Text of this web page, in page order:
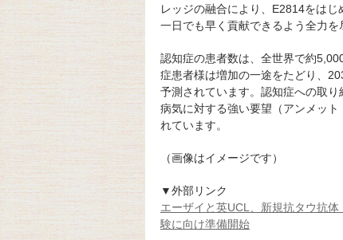
レッジの融合により、E2814をは
一日でも早く貢献できるよう全力を
認知症の患者数は、全世界で約
症患者様は増加の一途をたどり、
予測されています。認知症への取
病気に対する強い要望（アンメッ
れています。
（画像はイメージです）
▼外部リンク
エーザイと英UCL、新規抗タウ抗
験に向け準備開始